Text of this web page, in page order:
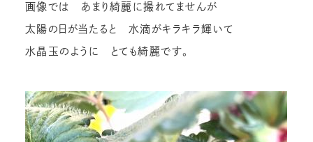
画像では あまり綺麗に撮れてませんが
太陽の日が当たると 水滴がキラキラ輝いて
水晶玉のように とても綺麗です。